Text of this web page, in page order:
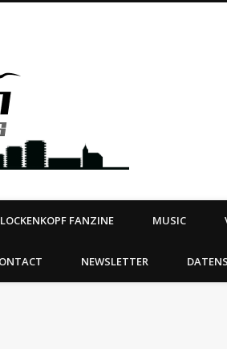
LOCKENKOPF FANZINE MUSIC
NEWSLETTER